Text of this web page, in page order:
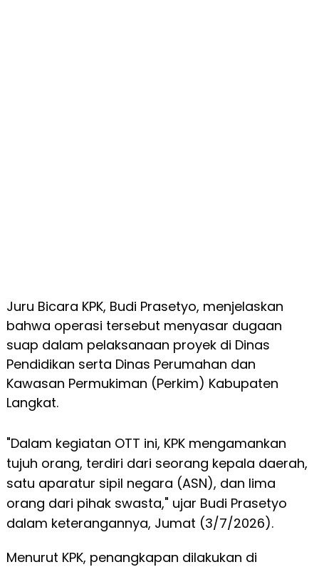
Juru Bicara KPK, Budi Prasetyo, menjelaskan
bahwa operasi tersebut menyasar dugaan
suap dalam pelaksanaan proyek di Dinas
Pendidikan serta Dinas Perumahan dan
Kawasan Permukiman (Perkim) Kabupaten
Langkat.
"Dalam kegiatan OTT ini, KPK mengamankan
tujuh orang, terdiri dari seorang kepala daerah,
satu aparatur sipil negara (ASN), dan lima
orang dari pihak swasta," ujar Budi Prasetyo
dalam keterangannya, Jumat (3/7/2026).
Menurut KPK, penangkapan dilakukan di